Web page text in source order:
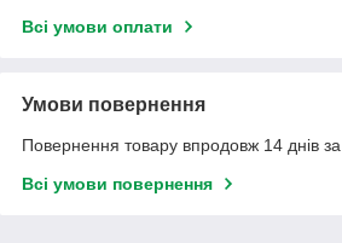
Всі умови оплати
Умови повернення
Повернення товару впродовж 14 днів
Всі умови повернення